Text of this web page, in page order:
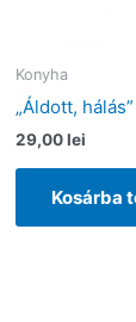
Konyha
„Áldott,
29,00lei
Kosárba